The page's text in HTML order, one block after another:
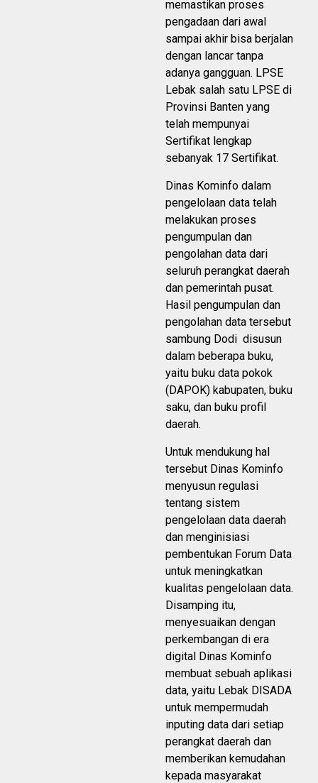
memastikan proses
pengadaan dari awal
sampai akhir bisa berjalan
dengan lancar tanpa
adanya gangguan. LPSE
Lebak salah satu LPSE di
Provinsi Banten yang
telah mempunyai
Sertifikat lengkap
sebanyak 17 Sertifikat.
Dinas Kominfo dalam
pengelolaan data telah
melakukan proses
pengumpulan dan
pengolahan data dari
seluruh perangkat daerah
dan pemerintah pusat.
Hasil pengumpulan dan
pengolahan data tersebut
sambung Dodi disusun
dalam beberapa buku,
yaitu buku data pokok
(DAPOK) kabupaten, buku
saku, dan buku profil
daerah.
Untuk mendukung hal
tersebut Dinas Kominfo
menyusun regulasi
tentang sistem
pengelolaan data daerah
dan menginisiasi
pembentukan Forum Data
untuk meningkatkan
kualitas pengelolaan data.
Disamping itu,
menyesuaikan dengan
perkembangan di era
digital Dinas Kominfo
membuat sebuah aplikasi
data, yaitu Lebak DISADA
untuk mempermudah
inputing data dari setiap
perangkat daerah dan
memberikan kemudahan
kepada masyarakat